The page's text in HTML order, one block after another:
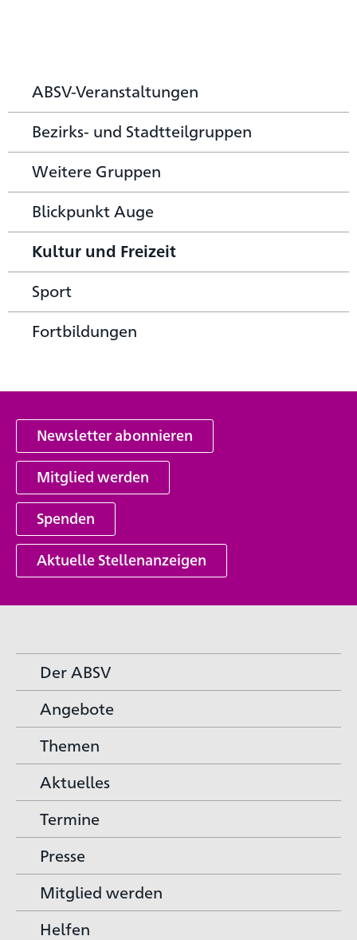
ABSV-Veranstaltungen
Bezirks- und Stadtteilgruppen
Weitere Gruppen
Blickpunkt Auge
Kultur und Freizeit
Sport
Fortbildungen
Newsletter abonnieren
Mitglied werden
Spenden
Aktuelle Stellenanzeigen
Der ABSV
Angebote
Themen
Aktuelles
Termine
Presse
Mitglied werden
Helfen